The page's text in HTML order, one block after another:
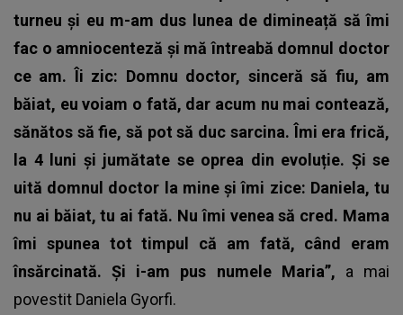
turneu și eu m-am dus lunea de dimineață să îmi
fac o amniocenteză și mă întreabă domnul doctor
ce am. Îi zic: Domnu doctor, sinceră să fiu, am
băiat, eu voiam o fată, dar acum nu mai contează,
sănătos să fie, să pot să duc sarcina. Îmi era frică,
la 4 luni și jumătate se oprea din evoluție. Și se
uită domnul doctor la mine și îmi zice: Daniela, tu
nu ai băiat, tu ai fată. Nu îmi venea să cred. Mama
îmi spunea tot timpul că am fată, când eram
însărcinată. Și i-am pus numele Maria”, a mai
povestit Daniela Gyorfi.